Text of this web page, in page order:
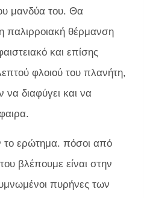
μανδύα του. Θα
παλιρροιακή θέρμανση
και επίσης
φλοιού του πλανήτη,
να διαφύγει και να
το ερώτημα. πόσοι από
βλέπουμε είναι στην
πυρήνες των